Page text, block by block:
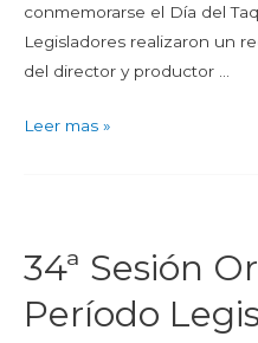
conmemorarse el Día del
Legisladores realizaron un
del director y productor …
Leer mas »
34ª Sesión
Período